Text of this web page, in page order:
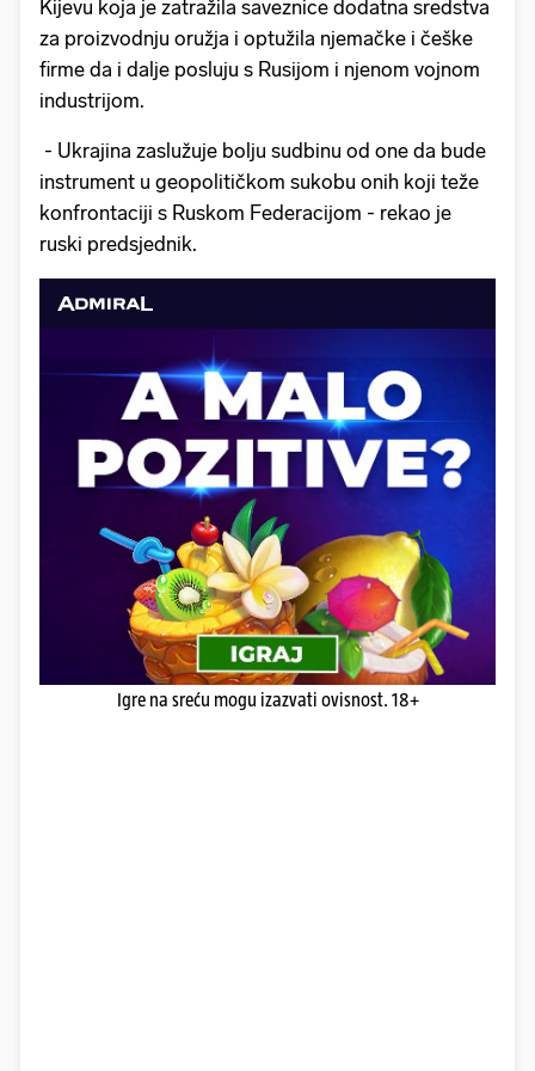
Kijevu koja je zatražila saveznice dodatna sredstva
za proizvodnju oružja i optužila njemačke i češke
firme da i dalje posluju s Rusijom i njenom vojnom
industrijom.
- Ukrajina zaslužuje bolju sudbinu od one da bude
instrument u geopolitičkom sukobu onih koji teže
konfrontaciji s Ruskom Federacijom - rekao je
ruski predsjednik.
Igre na sreću mogu izazvati ovisnost. 18+